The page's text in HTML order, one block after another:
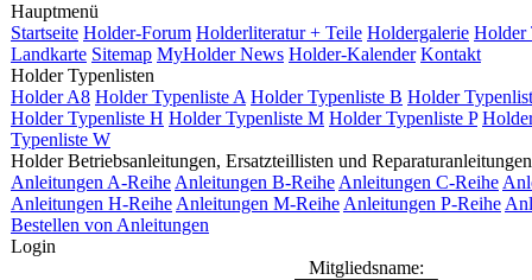
Hauptmenü
Startseite Holder-Forum Holderliteratur + Teile Holdergalerie Holder
Landkarte Sitemap MyHolder News Holder-Kalender Kontakt
Holder Typenlisten
Holder A8 Holder Typenliste A Holder Typenliste B Holder
Holder Typenliste H Holder Typenliste M Holder Typenliste P
Typenliste W
Holder Betriebsanleitungen, Ersatzteillisten und Reparaturanleitungen
Anleitungen A-Reihe Anleitungen B-Reihe Anleitungen C-Reihe
Anleitungen H-Reihe Anleitungen M-Reihe Anleitungen P-Reihe
Bestellen von Anleitungen
Login
Mitgliedsname: